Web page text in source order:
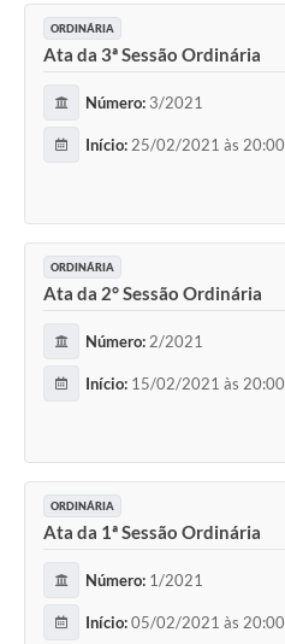
ORDINÁRIA
Ata da 3ª Sessão Ordinária
Número: 3/2021
Início: 25/02/2021 às 20:00
ORDINÁRIA
Ata da 2° Sessão Ordinária
Número: 2/2021
Início: 15/02/2021 às 20:00
ORDINÁRIA
Ata da 1ª Sessão Ordinária
Número: 1/2021
Início:05/02/2021 às 20:00